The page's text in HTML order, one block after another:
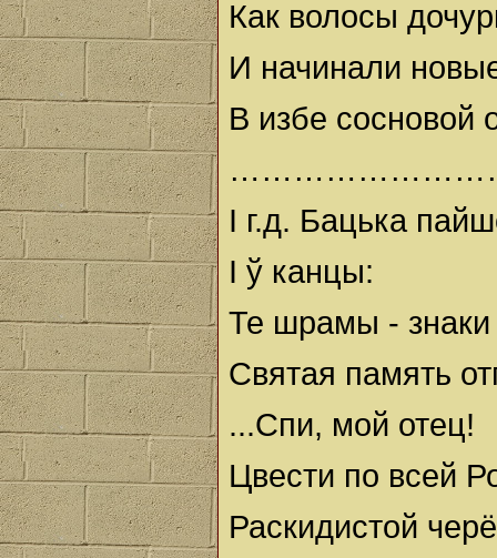
Как волосы
И начинали
В избе сосновой
І г.д. Бацька
І ў канцы:
Те шрамы -
Святая память
...Спи, мой отец!
Цвести по всей
Раскидистой